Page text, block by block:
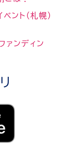
ント（札幌）
ァンディン